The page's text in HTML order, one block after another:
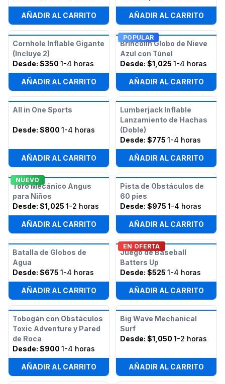
AÑADIR AL CARRITO AÑADIR AL CARRITO
Cornhole Inflable Gigante
(Incluye 2)
Desde: $350 1-4 horas
AÑADIR AL CARRITO
POPULAR
Brincolín Globo de Nieve
Azul con Túnel
Desde: $1,025 1-4 horas
AÑADIR AL CARRITO
All in One Sports
Desde: $800 1-4 horas
AÑADIR AL CARRITO
Lumberjack Inflable
Lanzamiento de Hachas
(Doble)
Desde: $775 1-4 horas
AÑADIR AL CARRITO
NUEVO
Toro Mecánico Angus
para Niños
Desde: $1,025 1-2 horas
AÑADIR AL CARRITO
Pista de Obstáculos de
60 pies
Desde: $975 1-4 horas
AÑADIR AL CARRITO
Batalla de Globos de
Agua
Desde: $675 1-4 horas
AÑADIR AL CARRITO
EN OFERTA
Juego de Baseball
Batters Up
Desde: $525 1-4 horas
AÑADIR AL CARRITO
Tobogán con Obstáculos
Toxic Adventure y Pared
de Roca
Desde: $900 1-4 horas
AÑADIR AL CARRITO
Big Wave Mechanical
Surf
Desde: $1,050 1-2 horas
AÑADIR AL CARRITO